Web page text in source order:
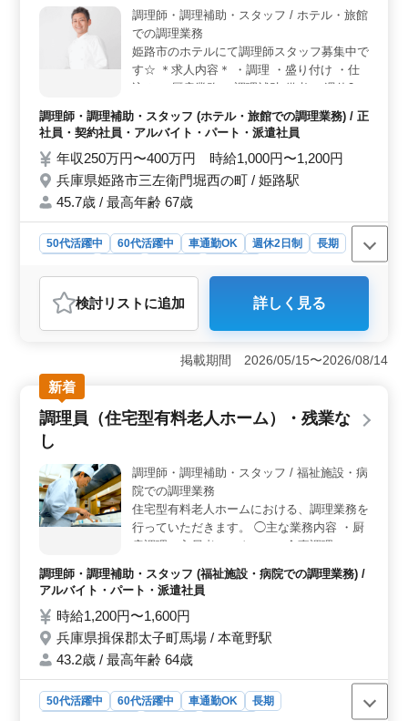
調理師・調理補助・スタッフ / ホテル・旅館
での調理業務
姫路市のホテルにて調理師スタッフ募集中で
す☆ ＊求人内容＊ ・調理 ・盛り付け ・仕
込み ・厨房業務 ・調理補助 備考 ・週休2日
代、60代の採用実績あり 今まで培ってきた
経験を若手に教えていきませんか？ ご応募
お待ちしております。
調理師・調理補助・スタッフ (ホテル・旅館での調理業務) / 正
社員・契約社員・アルバイト・パート・派遣社員
年収250万円〜400万円 時給1,000円〜1,200円
兵庫県姫路市三左衛門堀西の町 / 姫路駅
45.7歳 / 最高年齢 67歳
50代活躍中 60代活躍中 車通勤OK 週休2日制
長期
調理師・調理補助・スタッフ
おすすめポイント
＜勤務環境＞ 姫路市のホテルで調理師スタッフ募
集！ 充実した福利厚生で、社会保険完備です。 経験
豊富な50代、60代の方も活躍中。若手に経験を伝えるチ
ャンスです。 ＜ワークライフバランス＞ 週3〜6日
勤務で、時間外勤務も月10〜20時間程度。 ワークライ
フバランスの確保もできます。 ＜アクセス便利＞
ホテルは姫路市に位置し、姫路駅からのアクセスも可
検討リスト に追加 詳しく見る
掲載期間 2026/05/15〜2026/08/14
新着
調理員（住宅型有料老人ホーム）・残業な
し
調理師・調理補助・スタッフ / 福祉施設・病
院での調理業務
住宅型有料老人ホームにおける、調理業務を
行っていただきます。 ◯主な業務内容 ・厨
房調理（入居者、スタッフの食事調理） ・
調理していただきます。 勤務時間は相談に
応じます。 固定シフトも可能です。 無理な
く長期的に勤めていただける環境です。 ＊
資格手当あり ＊50歳以上活躍中 ＊残業なし
調理師・調理補助・スタッフ (福祉施設・病院での調理業務) /
アルバイト・パート・派遣社員
時給1,200円〜1,600円
兵庫県揖保郡太子町馬場 / 本竜野駅
43.2歳 / 最高年齢 64歳
50代活躍中 60代活躍中 車通勤OK
長期